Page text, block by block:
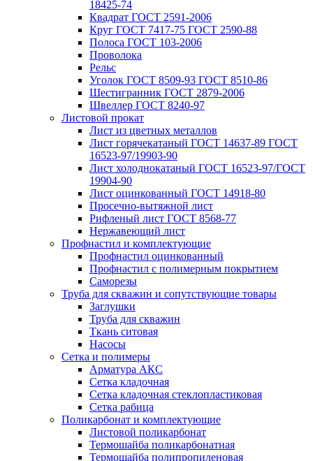
18425-74
Квадрат ГОСТ 2591-2006
Круг ГОСТ 7417-75 ГОСТ 2590-88
Полоса ГОСТ 103-2006
Проволока
Рельс
Уголок ГОСТ 8509-93 ГОСТ 8510-86
Шестигранник ГОСТ 2879-2006
Швеллер ГОСТ 8240-97
Листовой прокат
Лист из цветных металлов
Лист горячекатаный ГОСТ 14637-89 ГОСТ
16523-97/19903-90
Лист холоднокатаный ГОСТ 16523-97/ГОСТ
19904-90
Лист оцинкованный ГОСТ 14918-80
Просечно-вытяжной лист
Рифленый лист ГОСТ 8568-77
Нержавеющий лист
Профнастил и комплектующие
Профнастил оцинкованный
Профнастил с полимерным покрытием
Саморезы
Труба для скважин и сопутствующие товары
Заглушки
Труба для скважин
Ткань ситовая
Насосы
Сетка и полимеры
Арматура АКС
Сетка кладочная
Сетка кладочная стеклопластиковая
Сетка рабица
Поликарбонат и комплектующие
Листовой поликарбонат
Термошайба поликарбонатная
Термошайба полипропиленовая